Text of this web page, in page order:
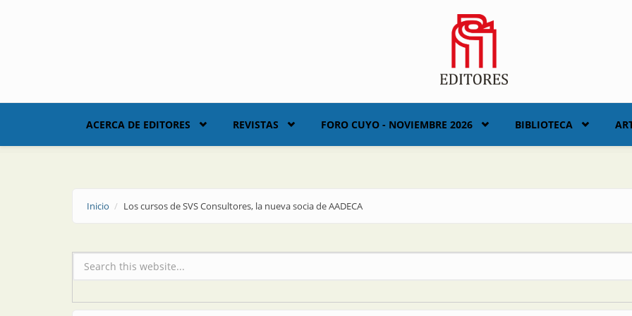
ACERCA DE EDITORES REVISTAS FORO CUYO - NOVIEMBRE 2026 BIBLIOTECA
Inicio Los cursos de SVS Consultores, la nueva socia de AADECA
Formulario de búsqueda